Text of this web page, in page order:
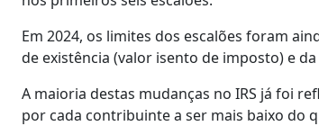
Em 2024, os limites dos escalões foram
de existência (valor isento de imposto) e
A maioria destas mudanças no IRS já foi
por cada contribuinte a ser mais baixo do